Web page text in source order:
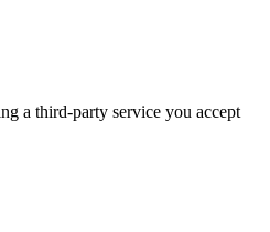
a third-party service you accept